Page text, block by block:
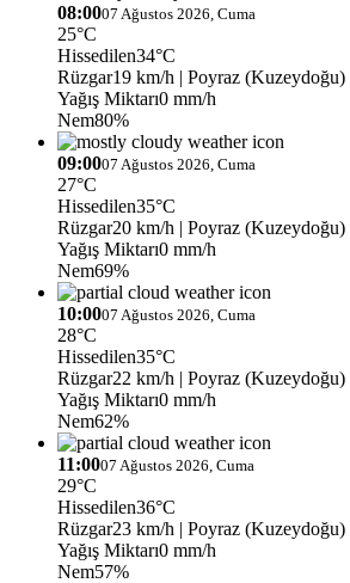
08:0007 Ağustos 2026, Cuma
25°C
Hissedilen34°C
Rüzgar19 km/h | Poyraz (Kuzeydoğu)
Yağış Miktarı0 mm/h
Nem80%
09:0007 Ağustos 2026, Cuma
27°C
Hissedilen35°C
Rüzgar20 km/h | Poyraz (Kuzeydoğu)
Yağış Miktarı0 mm/h
Nem69%
10:0007 Ağustos 2026, Cuma
28°C
Hissedilen35°C
Rüzgar22 km/h | Poyraz (Kuzeydoğu)
Yağış Miktarı0 mm/h
Nem62%
11:0007 Ağustos 2026, Cuma
29°C
Hissedilen36°C
Rüzgar23 km/h | Poyraz (Kuzeydoğu)
Yağış Miktarı0 mm/h
Nem57%